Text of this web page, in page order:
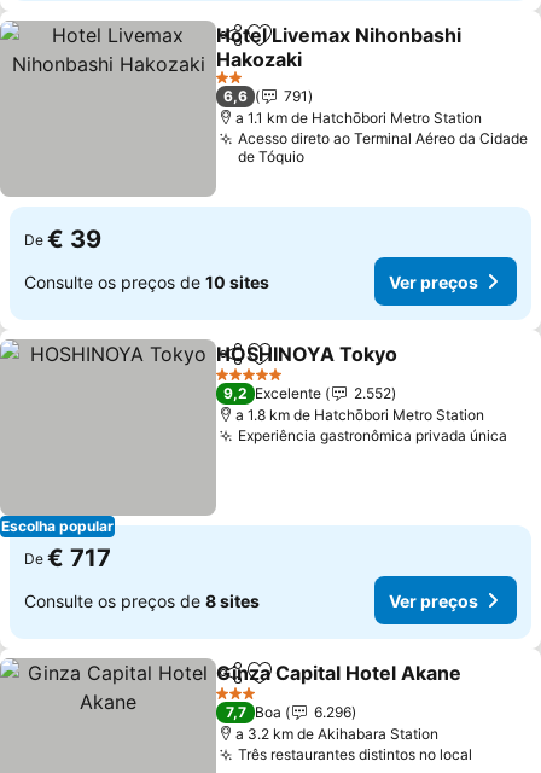
PartilharAdicionar aos favoritos
Hotel Livemax Nihonbashi
Hakozaki
2 Estrelas
6,6
791
a 1.1 km de Hatchōbori Metro Station
Acesso direto ao Terminal Aéreo da Cidade
de Tóquio
De € 39
Consulte os preços de 10 sites Ver preços
Escolha popular
PartilharAdicionar aos favoritos
HOSHINOYA Tokyo
5 Estrelas
9,2 Excelente
2.552
a 1.8 km de Hatchōbori Metro Station
Experiência gastronômica privada única
De € 717
Consulte os preços de 8 sites Ver preços
PartilharAdicionar aos favoritos
Ginza Capital Hotel Akane
3 Estrelas
7,7 Boa
6.296
a 3.2 km de Akihabara Station
Três restaurantes distintos no local